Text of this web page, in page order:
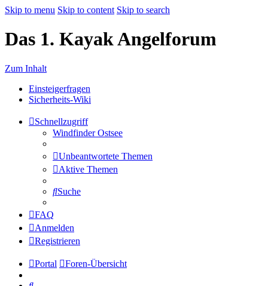
Skip to menu Skip to content Skip to search
Das 1. Kayak Angelforum
Zum Inhalt
Einsteigerfragen
Sicherheits-Wiki
Schnellzugriff
Windfinder Ostsee
Unbeantwortete Themen
Aktive Themen
Suche
FAQ
Anmelden
Registrieren
Portal Foren-Übersicht